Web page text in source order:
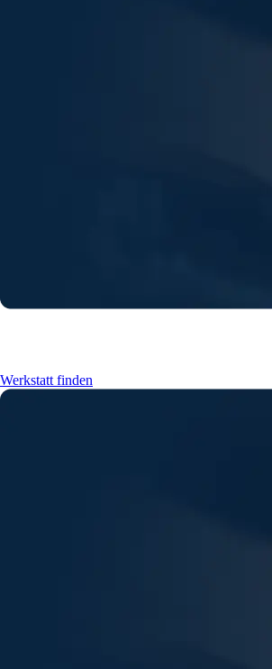
Werkstatt finden